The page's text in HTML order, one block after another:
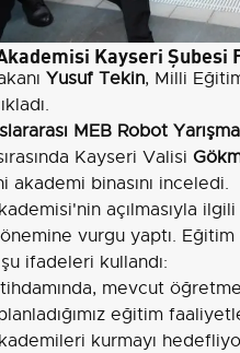
Kayseri Şubesi
Yusuf Tekin, Milli
MEB Robot
Kayseri Valisi
akademi binasını inceledi.
açılmasıyla
vurgu yaptı.
ifadeleri kullandı:
mevcut
eğitim
kurmayı